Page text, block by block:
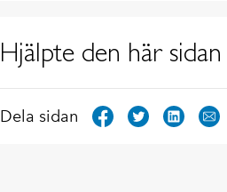
Hjälpte den här sidan
Dela sidan